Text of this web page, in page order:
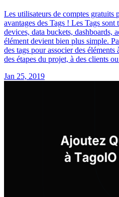
Les utilisateurs de comptes gratuits
avantages des Tags ! Les Tags
devices, data buckets, dashboards,
élément devient bien plus simple.
des tags pour associer des
des étapes du projet, à des clients
Jan 25, 2019